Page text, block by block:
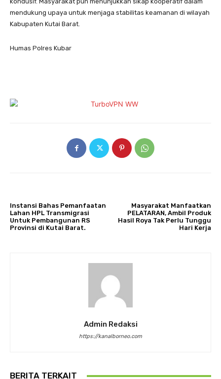
mendukung upaya untuk menjaga stabilitas keamanan di wilayah
Kabupaten Kutai Barat.
Humas Polres Kubar
Instansi Bahas Pemanfaatan
Lahan HPL Transmigrasi
Untuk Pembangunan RS
Provinsi di Kutai Barat.
Masyarakat Manfaatkan
PELATARAN, Ambil Produk
Hasil Roya Tak Perlu Tunggu
Hari Kerja
Admin Redaksi
https://kanalborneo.com
BERITA TERKAIT